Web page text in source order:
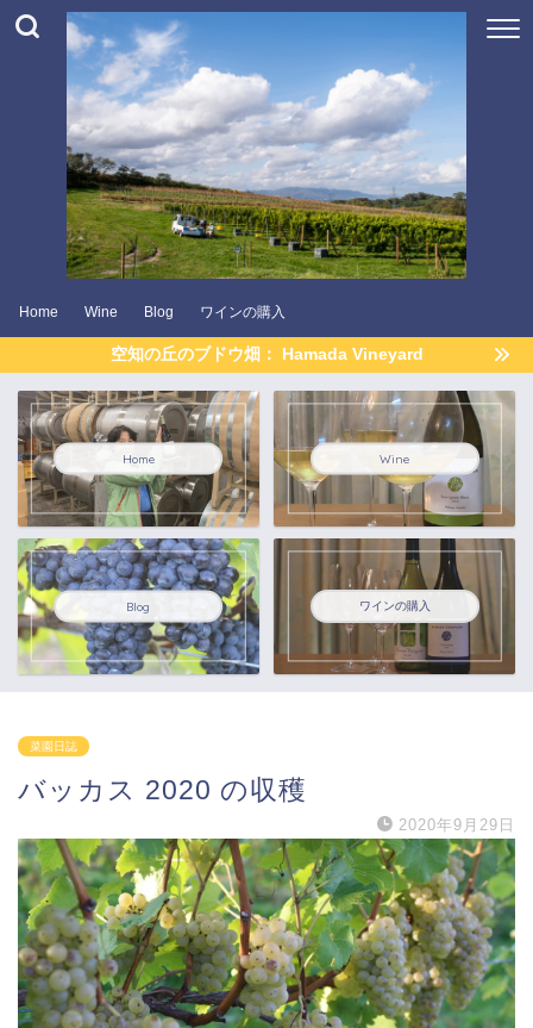
Home Wine Blog ワインの購入
空知の丘のブドウ畑： Hamada Vineyard
Home Wine
Blog ワインの購入
菜園日誌
バッカス 2020 の収穫
2020年9月29日